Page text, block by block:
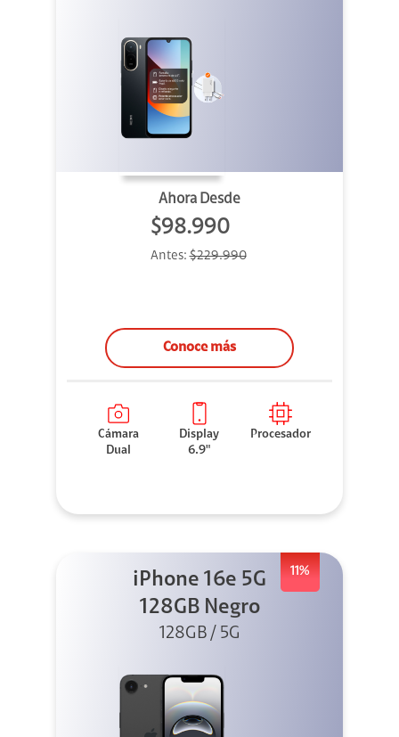
Ahora Desde
$98.990
Antes:$229.990
Conoce más
Cámara
Dual
Display
6.9"
Procesador
11%
iPhone 16e 5G
128GB Negro
128GB / 5G